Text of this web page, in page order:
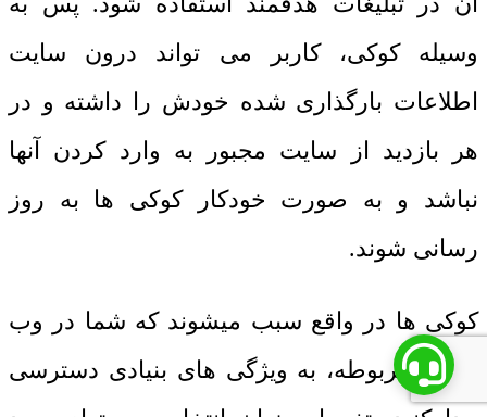
وسیله کوکی، کاربر می تواند درون سایت
اطلاعات بارگذاری شده خودش را داشته و در
هر بازدید از سایت مجبور به وارد کردن آنها
نباشد و به صورت خودکار کوکی ها به روز
رسانی شوند.
کوکی ها در واقع سبب میشوند که شما در وب
سایت مربوطه، به ویژگی های بنیادی دسترسی